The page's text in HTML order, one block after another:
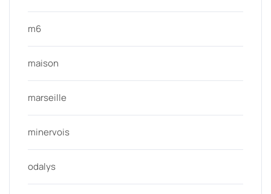
m6
maison
marseille
minervois
odalys